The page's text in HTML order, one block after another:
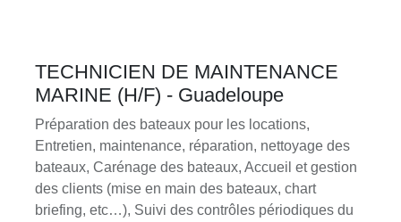
TECHNICIEN DE MAINTENANCE
MARINE (H/F) - Guadeloupe
Préparation des bateaux pour les locations,
Entretien, maintenance, réparation, nettoyage des
bateaux, Carénage des bateaux, Accueil et gestion
des clients (mise en main des bateaux, chart
briefing, etc…), Suivi des contrôles périodiques du